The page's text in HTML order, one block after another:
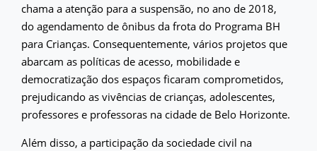
chama a atenção para a suspensão, no ano de 2018,
do agendamento de ônibus da frota do Programa BH
para Crianças. Consequentemente, vários projetos que
abarcam as políticas de acesso, mobilidade e
democratização dos espaços ficaram comprometidos,
prejudicando as vivências de crianças, adolescentes,
professores e professoras na cidade de Belo Horizonte.
Além disso, a participação da sociedade civil na